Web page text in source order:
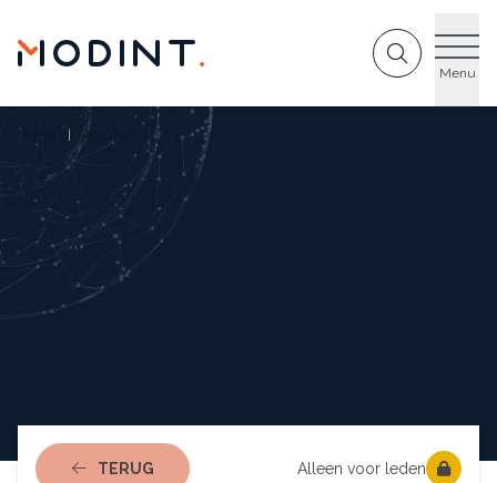
Menu
Actueel
TERUGNAAR ACTUEEL Alleen voor leden